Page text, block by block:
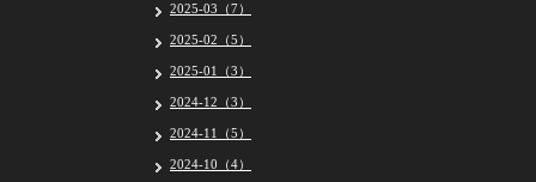
2025-03（7）
2025-02（5）
2025-01（3）
2024-12（3）
2024-11（5）
2024-10（4）